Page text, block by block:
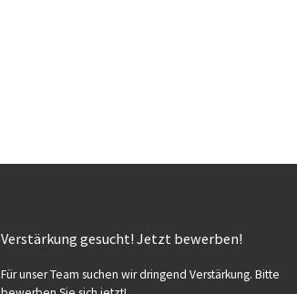
Verstärkung gesucht! Jetzt bewerben!
Für unser Team suchen wir dringend Verstärkung. Bitte